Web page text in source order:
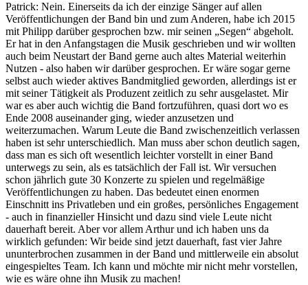
Patrick: Nein. Einerseits da ich der einzige Sänger auf allen
Veröffentlichungen der Band bin und zum Anderen, habe ich 2015
mit Philipp darüber gesprochen bzw. mir seinen „Segen“ abgeholt.
Er hat in den Anfangstagen die Musik geschrieben und wir wollten
auch beim Neustart der Band gerne auch altes Material weiterhin
Nutzen - also haben wir darüber gesprochen. Er wäre sogar gerne
selbst auch wieder aktives Bandmitglied geworden, allerdings ist er
mit seiner Tätigkeit als Produzent zeitlich zu sehr ausgelastet. Mir
war es aber auch wichtig die Band fortzuführen, quasi dort wo es
Ende 2008 auseinander ging, wieder anzusetzen und
weiterzumachen. Warum Leute die Band zwischenzeitlich verlassen
haben ist sehr unterschiedlich. Man muss aber schon deutlich sagen,
dass man es sich oft wesentlich leichter vorstellt in einer Band
unterwegs zu sein, als es tatsächlich der Fall ist. Wir versuchen
schon jährlich gute 30 Konzerte zu spielen und regelmäßige
Veröffentlichungen zu haben. Das bedeutet einen enormen
Einschnitt ins Privatleben und ein großes, persönliches Engagement
- auch in finanzieller Hinsicht und dazu sind viele Leute nicht
dauerhaft bereit. Aber vor allem Arthur und ich haben uns da
wirklich gefunden: Wir beide sind jetzt dauerhaft, fast vier Jahre
ununterbrochen zusammen in der Band und mittlerweile ein absolut
eingespieltes Team. Ich kann und möchte mir nicht mehr vorstellen,
wie es wäre ohne ihn Musik zu machen!